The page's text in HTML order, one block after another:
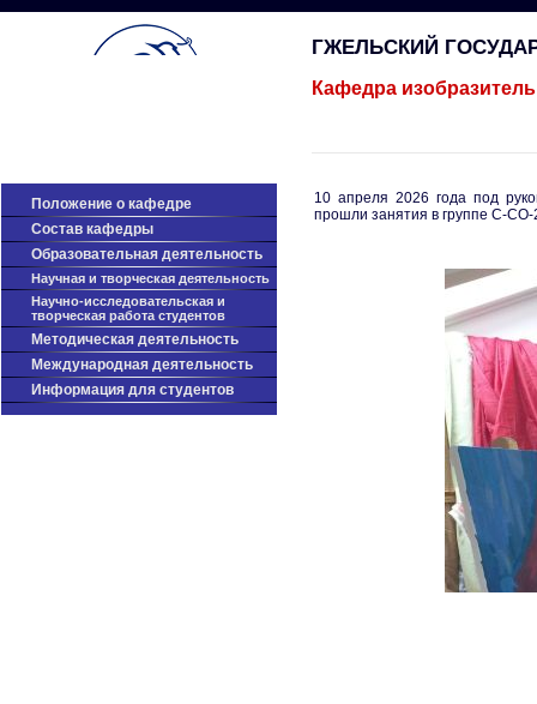
ГЖЕЛЬСКИЙ
Кафедра
Положение о кафедре
Cостав кафедры
Образовательная деятельность
Научная и творческая деятельность
Научно-исследовательская и
творческая работа студентов
Методическая деятельность
Международная деятельность
Информация для студентов
10 апреля 2026 года под
прошли занятия в группе С-СО-